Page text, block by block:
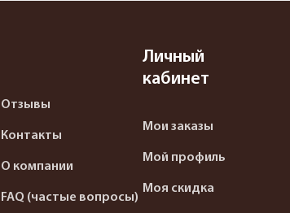
Отзывы
Контакты
О компании
FAQ (частые вопросы)
Личный
кабинет
Мои заказы
Мой профиль
Моя скидка